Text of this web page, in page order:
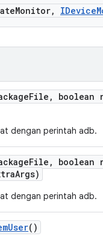
Monitor, IDevice
File , boolean
dengan perintah adb.
File , boolean
Args)
dengan perintah adb.
User()